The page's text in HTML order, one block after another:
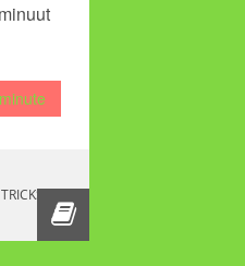
TRICK IN A
DROP KNEE
TRICKS